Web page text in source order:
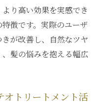
り高い効果を実感でき
徴です。実際のユーザ
が改善し、自然なツヤ
髪の悩みを抱える幅広
オトリートメント活